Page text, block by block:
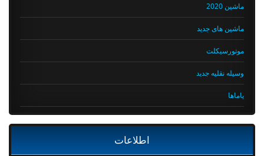
ماشین 2020
ماشین های جدید
موتورسیکلت
وسیله نقلیه جدید
یاماها
اطلاعات